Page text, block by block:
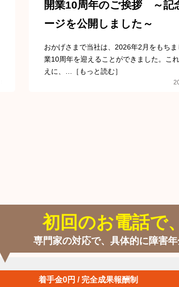
開業10周年のご挨拶 ～記
ージを公開しました～
おかげさまで当社は、2026年2月をもちま
業10周年を迎えることができました。こ
えに、…［もっと読む］
初回のお電話で
専門家の対応で、具体的に障害
着手金0円 / 完全成果報酬制